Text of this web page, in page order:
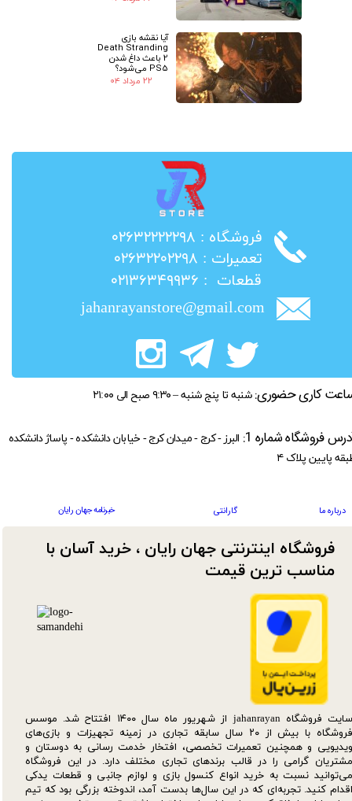
آیا نقشه بازی
Death Stranding
2 باعث داغ شدن
PS5 می‌شود؟
۲۲ مرداد ۰۴
​فروشگاه : ۰۲۶۳۲۲۲۲۲۹۸
​تعمیرات : ۰۲۶۳۲۲۰۲۲۹۸
​قطعات : ۰۲۱۳۶۳۴۹۹۳۶
jahanrayanstore@gmail.com
سایت فروشگاه jahanrayan از شهریور ماه سال ۱۴۰۰ افتتاح شد. موسس
فروشگاه با بیش از ۲۰ سال سابقه تجاری در زمینه تجهیزات و بازی‌های
ویدیویی و همچنین تعمیرات تخصصی، افتخار خدمت رسانی به دوستان و
مشتریان گرامی را در قالب برندهای تجاری مختلف دارد. در این فروشگاه
می‌توانید نسبت به خرید انواع کنسول بازی و لوازم جانبی و قطعات یدکی‌
اقدام کنید. تجربه‌ای که در این سال‌ها بدست آمد، اندوخته بزرگی بود که تیم
فروشگاه اینترنتی جهان رایان ، خرید آسان با
مناسب ترین قیمت​​​​​​​
کاری حضوری: شنبه تا پنج شنبه – ۹:۳۰ صبح الی ۲۱:۰۰
درباره ما گارانتی خبرنامه جهان رایان
فروشگاه شماره 1:
البرز - کرج - میدان کرج - خیابان دانشکده - پاساژ دانشکده
پایین پلاک ۴